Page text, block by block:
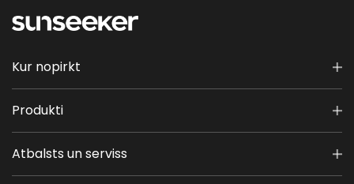
Kur nopirkt
Produkti
Atbalsts un serviss